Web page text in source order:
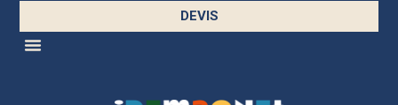
DEVIS